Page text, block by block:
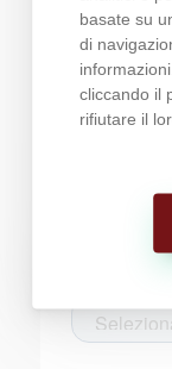
basate su
di
cliccando il
rifiutare il